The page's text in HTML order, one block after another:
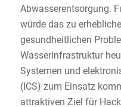
Abwasserentsorgung.
würde das zu
gesundheitlichen
Wasserinfrastruktur
Systemen und
(ICS) zum Einsatz
attraktiven Ziel für